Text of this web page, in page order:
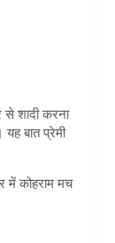
शादी करना
बात प्रेमी
में कोहराम मच